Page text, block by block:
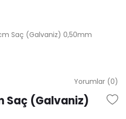
cm Saç (Galvaniz) 0,50mm
Yorumlar (0)
Saç (Galvaniz)